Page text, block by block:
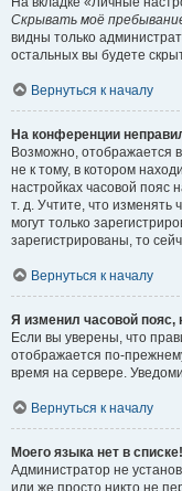
Скрывать моё
видны только
остальных вы будете
Вернуться к началу
На конференции
Возможно, отображается
не к тому, в котором
настройках часовой пояс
т. д. Учтите, что изменять
могут только
зарегистрированы, то
Вернуться к началу
Я изменил часовой пояс,
Если вы уверены, что
отображается по-
время на сервере.
Вернуться к началу
Моего языка нет в списке!
Администратор не